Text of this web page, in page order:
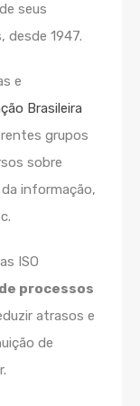
de seus
desde 1947.
e
Brasileira
grupos
sobre
informação,
ISO
processos
atrasos e
de